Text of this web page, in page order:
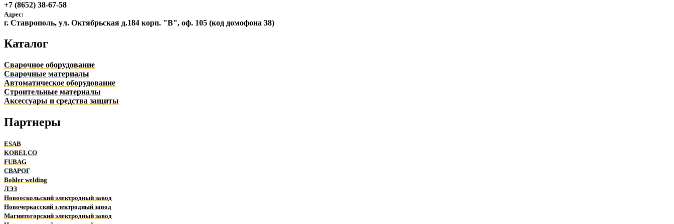
+7 (8652) 38-67-58
Адрес:
г. Ставрополь, ул. Октябрьская д.184 корп. "В", оф. 105 (код домофона 38)
Каталог
Сварочное оборудование
Сварочные материалы
Автоматическое оборудование
Строительные материалы
Аксессуары и средства защиты
Партнеры
ESAB
KOBELCO
FUBAG
СВАРОГ
Bohler welding
ЛЭЗ
Новооскольский электродный завод
Новочеркасский электродный завод
Магнитогорский электродный завод